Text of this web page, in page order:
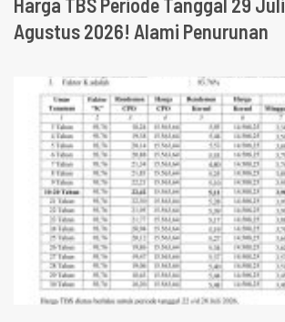
Agustus 2026! Alami Penurunan